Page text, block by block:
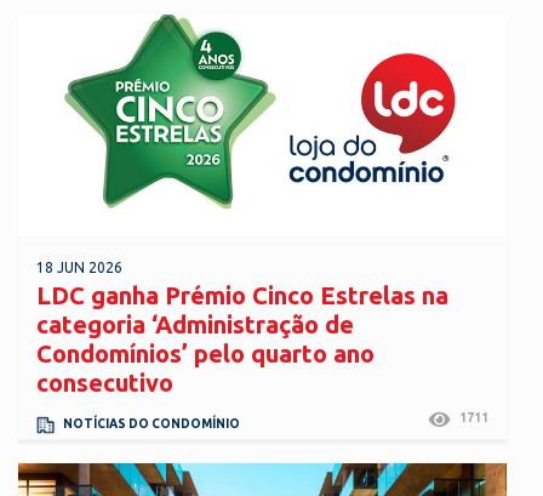
18 JUN 2026
LDC ganha Prémio Cinco Estrelas na
categoria ‘Administração de
Condomínios’ pelo quarto ano
consecutivo
NOTÍCIAS DO CONDOMÍNIO 1711